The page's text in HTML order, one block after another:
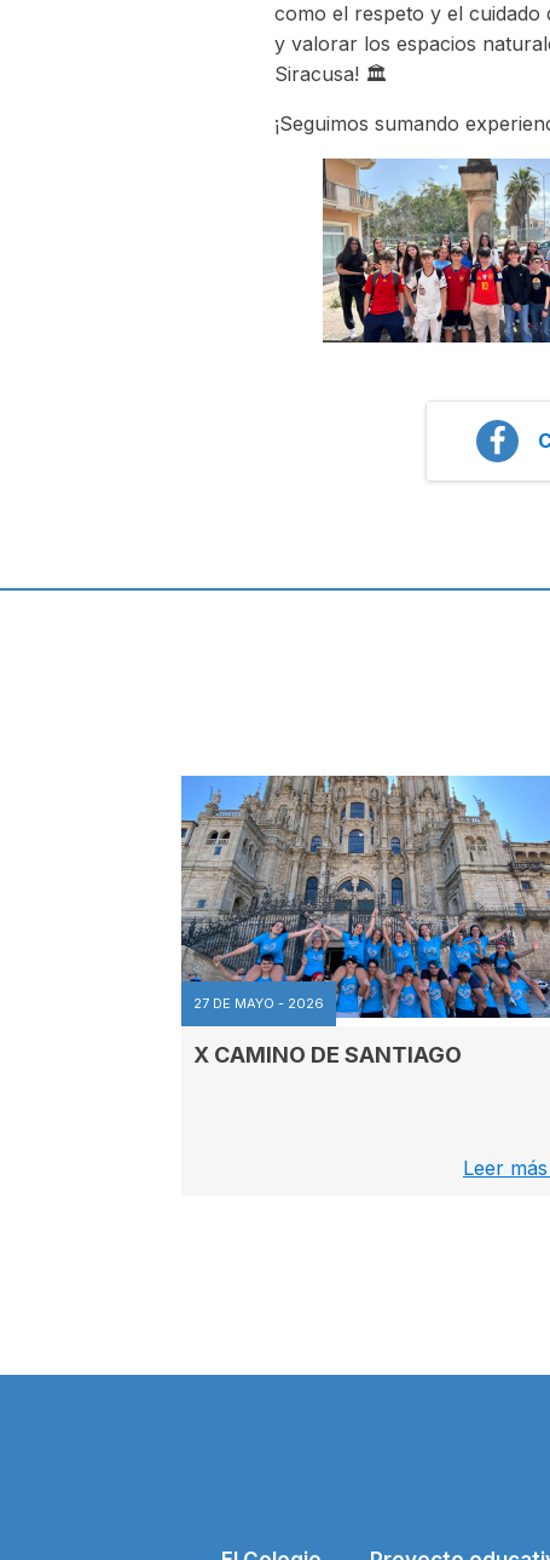
como el respeto y el
y valorar los espacios
Siracusa! 🏛️
¡Seguimos sumando
27 DE MAYO - 2026
X CAMINO DE SANTIAGO
Leer más